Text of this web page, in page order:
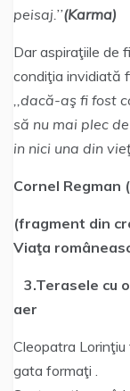
peisaj.’’(Karma)
Dar aspiraţiile de
condiţia invidiată
,,dacă-aş fi fost
să nu mai plec
in nici una din
Cornel Regman
(fragment din
Viaţa
3.Terasele cu
aer
Cleopatra
gata formaţi .